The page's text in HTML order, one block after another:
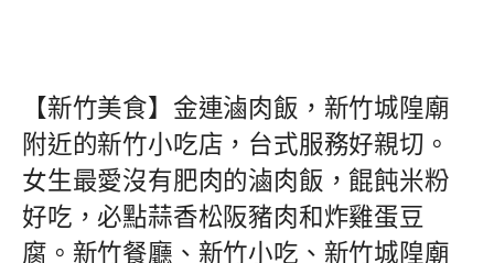
【新竹美食】金連滷肉飯，新竹城隍廟
附近的新竹小吃店，台式服務好親切。
女生最愛沒有肥肉的滷肉飯，餛飩米粉
好吃，必點蒜香松阪豬肉和炸雞蛋豆
腐。新竹餐廳、新竹小吃、新竹城隍廟